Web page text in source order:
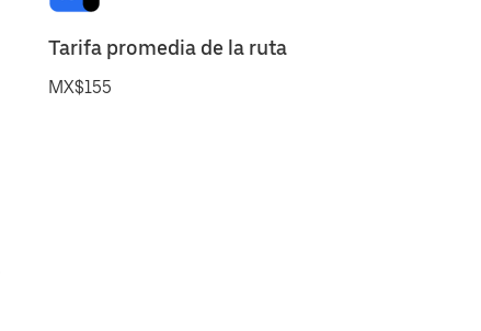
Tarifa promedia de la ruta
MX$155